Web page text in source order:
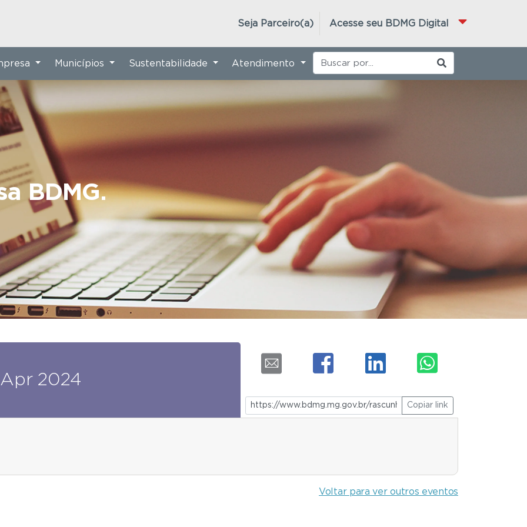
Acesse seu BDMG Digital
Seja Parceiro(a)
BDMG.
Municípios Sustentabilidade Atendimento
Apr 2024
Copiar link
Voltar para ver outros eventos